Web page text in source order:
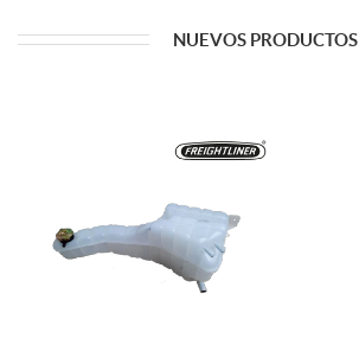
NUEVOS PRODUCTOS